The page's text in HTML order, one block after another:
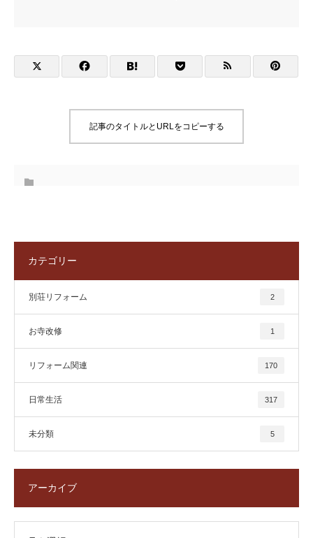
記事のタイトルとURLをコピーする
カテゴリー
別荘リフォーム 2
お寺改修 1
リフォーム関連 170
日常生活 317
未分類 5
アーカイブ